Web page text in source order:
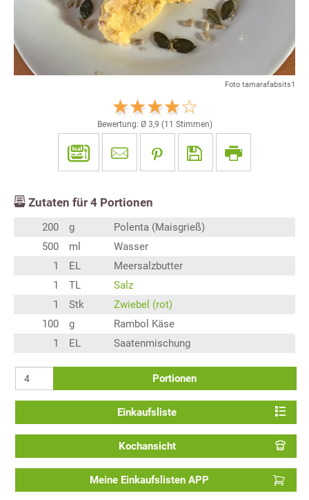
Foto tamarafabsits1
Bewertung: Ø 3,9 (11 Stimmen)
Zutaten für 4 Portionen
200 g
Polenta (Maisgrieß)
500
ml
Wasser
1
EL
Meersalzbutter
1
TL
Salz
1
Stk
Zwiebel (rot)
100
g
Rambol Käse
1
EL Saatenmischung
Portionen
Einkaufsliste
Kochansicht
Meine Einkaufslisten APP